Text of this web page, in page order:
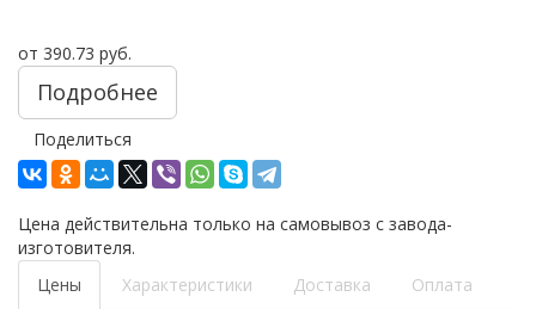
от 390.73 руб.
Подробнее
Поделиться
Цена действительна только на самовывоз с завода-
изготовителя.
Цены
Характеристики Доставка
Оплата